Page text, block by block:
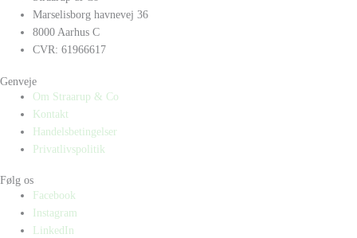
Marselisborg havnevej 36
8000 Aarhus C
CVR: 61966617
Genveje
Om Straarup & Co
Kontakt
Handelsbetingelser
Privatlivspolitik
Følg os
Facebook
Instagram
LinkedIn